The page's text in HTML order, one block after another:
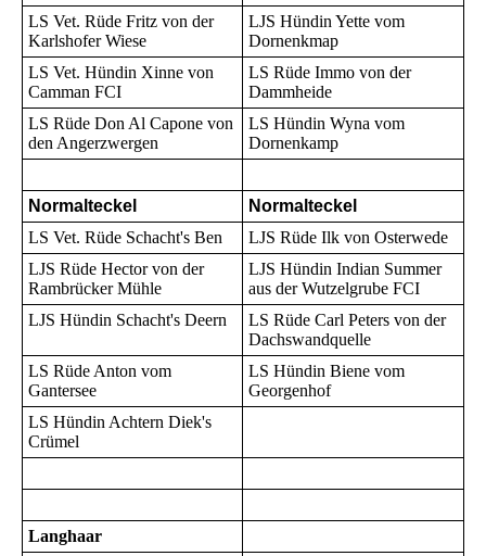
LS Vet. Rüde Fritz von der
Karlshofer Wiese
LJS Hündin Yette vom
Dornenkmap
LS Vet. Hündin Xinne von
Camman FCI
LS Rüde Immo von der
Dammheide
LS Rüde Don Al Capone von
den Angerzwergen
LS Hündin Wyna vom
Dornenkamp
Normalteckel
Normalteckel
LS Vet. Rüde Schacht's Ben
LJS Rüde Ilk von Osterwede
LJS Rüde Hector von der
Rambrücker Mühle
LJS Hündin Indian Summer
aus der Wutzelgrube FCI
LJS Hündin Schacht's Deern
LS Rüde Carl Peters von der
Dachswandquelle
LS Rüde Anton vom
Gantersee
LS Hündin Biene vom
Georgenhof
LS Hündin Achtern Diek's
Crümel
Langhaar